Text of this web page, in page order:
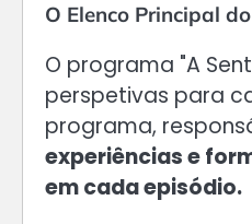
O Elenco Principal
O programa "A
perspetivas para
programa,
experiências e
em cada episódio.